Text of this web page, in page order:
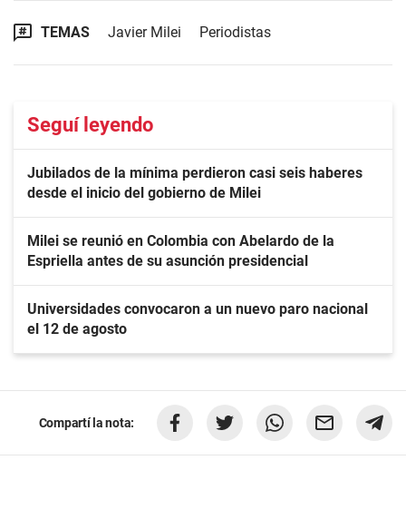
TEMAS Javier Milei Periodistas
Seguí leyendo
Jubilados de la mínima perdieron casi seis haberes
desde el inicio del gobierno de Milei
Milei se reunió en Colombia con Abelardo de la
Espriella antes de su asunción presidencial
Universidades convocaron a un nuevo paro nacional
el 12 de agosto
Compartí la nota: